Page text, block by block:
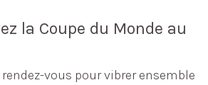
la Coupe du Monde au
vous pour vibrer ensemble